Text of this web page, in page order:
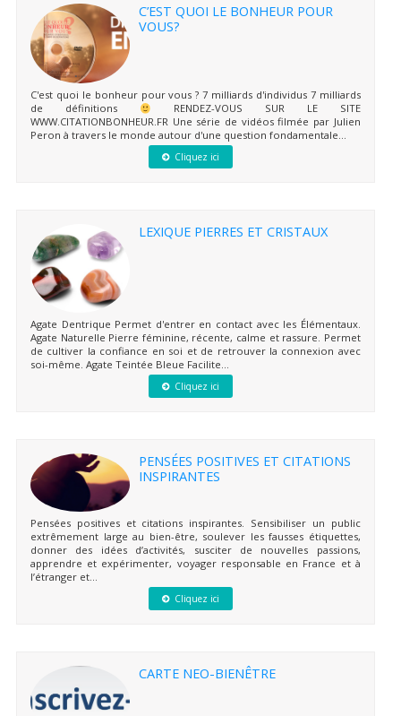
C’EST QUOI LE BONHEUR POUR
VOUS?
C'est quoi le bonheur pour vous ? 7 milliards d'individus 7 milliards
de définitions
RENDEZ-VOUS SUR LE SITE
WWW.CITATIONBONHEUR.FR Une série de vidéos filmée par Julien
Peron à travers le monde autour d'une question fondamentale...
Cliquez ici
LEXIQUE PIERRES ET CRISTAUX
Agate Dentrique Permet d'entrer en contact avec les Élémentaux.
Agate Naturelle Pierre féminine, récente, calme et rassure. Permet
de cultiver la confiance en soi et de retrouver la connexion avec
soi-même. Agate Teintée Bleue Facilite...
Cliquez ici
PENSÉES POSITIVES ET CITATIONS
INSPIRANTES
Pensées positives et citations inspirantes. Sensibiliser un public
extrêmement large au bien-être, soulever les fausses étiquettes,
donner des idées d’activités, susciter de nouvelles passions,
apprendre et expérimenter, voyager responsable en France et à
l’étranger et...
Cliquez ici
CARTE NEO-BIENÊTRE